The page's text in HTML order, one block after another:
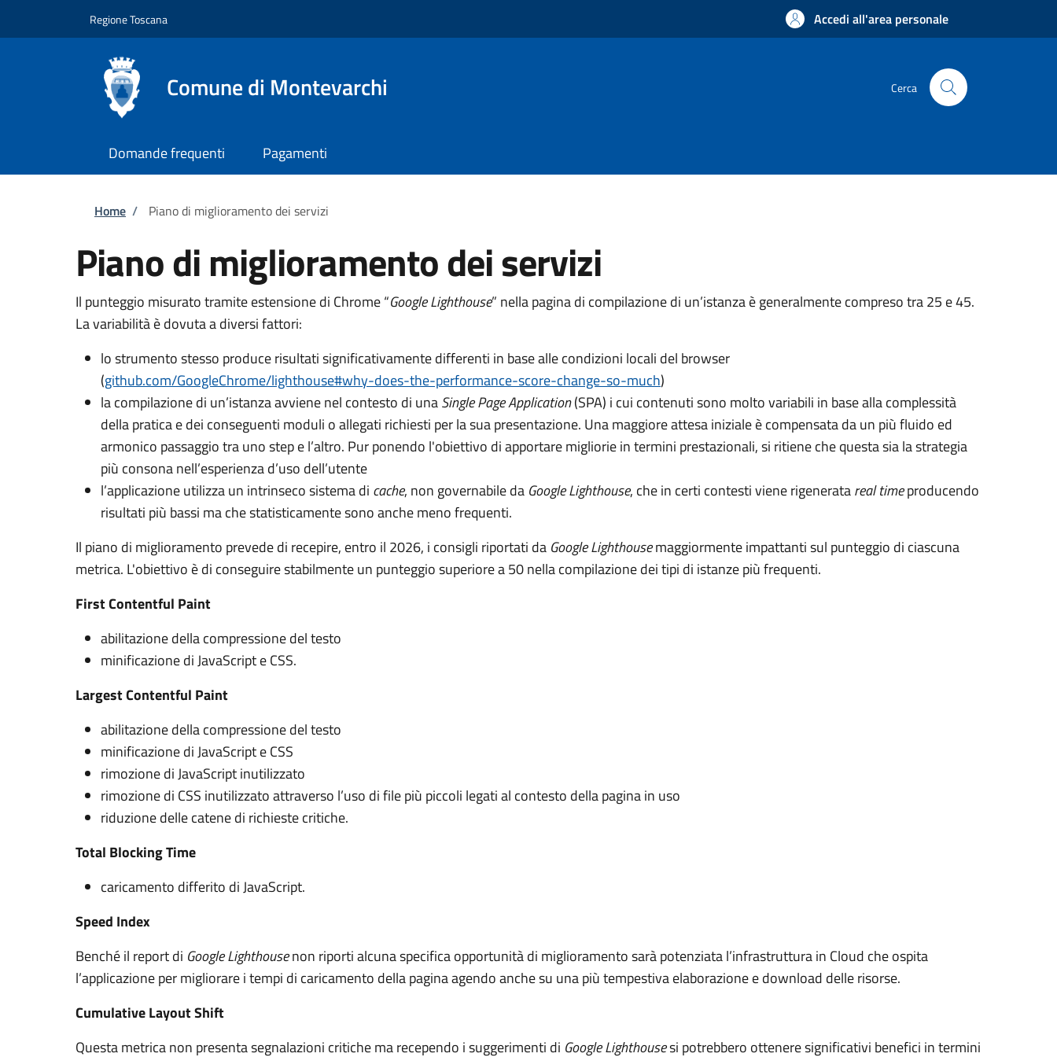
Regione Toscana Accedi all'area personale
Comune di Montevarchi Cerca
Domande frequenti Pagamenti
Briciole di pane
Home / Piano di miglioramento dei servizi
Piano di miglioramento dei servizi
Il punteggio misurato tramite estensione di Chrome “Google Lighthouse” nella pagina di compilazione di un’istanza è generalmente compreso tra 25 e 45.
La variabilità è dovuta a diversi fattori:
lo strumento stesso produce risultati significativamente differenti in base alle condizioni locali del browser
(github.com/GoogleChrome/lighthouse#why-does-the-performance-score-change-so-much)
la compilazione di un’istanza avviene nel contesto di unaSingle Page Application(SPA) i cui contenuti sono molto variabili in base alla complessità
della pratica e dei conseguenti moduli o allegati richiesti per la sua presentazione. Una maggiore attesa iniziale è compensata da un più fluido ed
armonico passaggio tra uno step e l’altro. Pur ponendo l'obiettivo di apportare migliorie in termini prestazionali, si ritiene che questa sia la strategia
più consona nell’esperienza d’uso dell’utente
l’applicazione utilizza un intrinseco sistema di cache, non governabile da Google Lighthouse, che in certi contesti viene rigeneratareal timeproducendo
risultati più bassi ma che statisticamente sono anche meno frequenti.
Il piano di miglioramento prevede di recepire, entro il 2026, i consigli riportati da Google Lighthousemaggiormente impattanti sul punteggio di ciascuna
metrica. L'obiettivo è di conseguire stabilmente un punteggio superiore a 50 nella compilazione dei tipi di istanze più frequenti.
First Contentful Paint
abilitazione della compressione del testo
minificazione di JavaScript e CSS.
Largest Contentful Paint
abilitazione della compressione del testo
minificazione di JavaScript e CSS
rimozione di JavaScript inutilizzato
rimozione di CSS inutilizzato attraverso l’uso di file più piccoli legati al contesto della pagina in uso
riduzione delle catene di richieste critiche.
Total Blocking Time
caricamento differito di JavaScript.
Speed Index
Benché il report di Google Lighthousenon riporti alcuna specifica opportunità di miglioramento sarà potenziata l’infrastruttura in Cloud che ospita
l’applicazione per migliorare i tempi di caricamento della pagina agendo anche su una più tempestiva elaborazione e download delle risorse.
Cumulative Layout Shift
Questa metrica non presenta segnalazioni critiche ma recependo i suggerimenti di Google Lighthousesi potrebbero ottenere significativi benefici in termini